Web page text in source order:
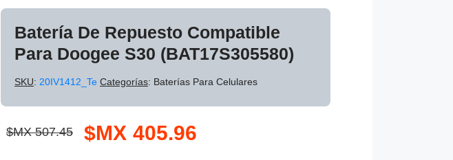
Batería De Repuesto Compatible
Para Doogee S30 (BAT17S305580)
SKU: 20IV1412_Te Categorías: Baterías Para Celulares
$MX 507.45 $MX 405.96